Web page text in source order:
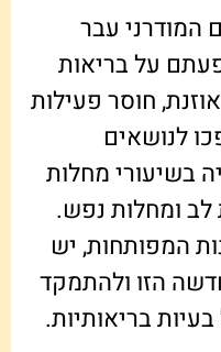
המודרני עבר
על בריאות
חוסר פעילות
לנושאים
בשיעורי מחלות
לב ומחלות נפש.
המפותחות, יש
הזו ולהתמקד
בריאותיות.